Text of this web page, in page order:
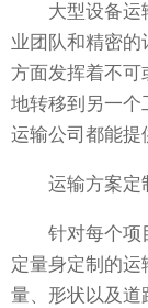
大型设备运输
业团队和精密
方面发挥着不可
地转移到另一个
运输公司都能提
运输方案定
针对每个项目
定量身定制的
量、形状以及道